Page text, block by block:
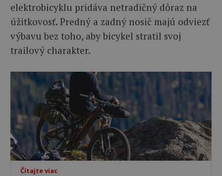
elektrobicyklu pridáva netradičný dôraz na
úžitkovosť. Predný a zadný nosič majú odviezť
výbavu bez toho, aby bicykel stratil svoj
trailový charakter.
Čítajte viac